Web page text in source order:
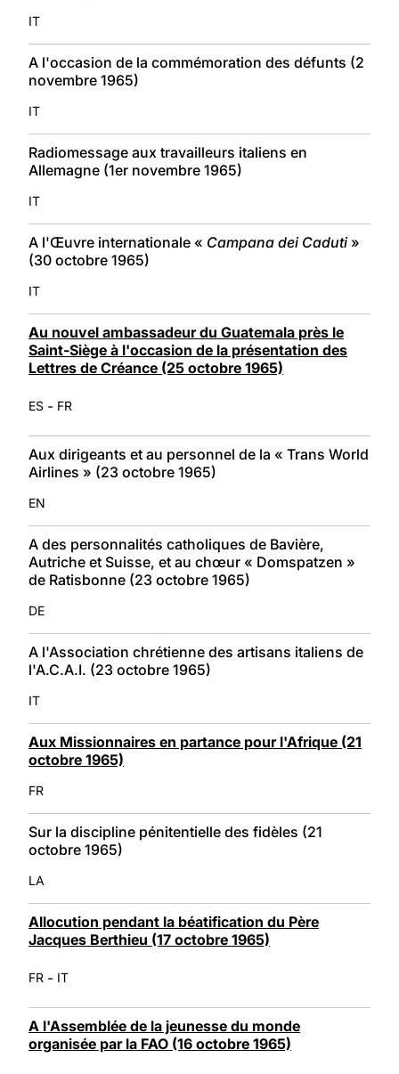
IT
A l'occasion de la commémoration des défunts (2
novembre 1965)
IT
Radiomessage aux travailleurs italiens en
Allemagne (1er novembre 1965)
IT
A l'Œuvre internationale « Campana dei Caduti»
(30 octobre 1965)
IT
Au nouvel ambassadeur du Guatemala près le
Saint-Siège à l'occasion de la présentation des
Lettres de Créance (25 octobre 1965)
ES - FR
Aux dirigeants et au personnel de la « Trans World
Airlines » (23 octobre 1965)
EN
A des personnalités catholiques de Bavière,
Autriche et Suisse, et au chœur « Domspatzen »
de Ratisbonne (23 octobre 1965)
DE
A l'Association chrétienne des artisans italiens de
l'A.C.A.I. (23 octobre 1965)
IT
Aux Missionnaires en partance pour l'Afrique (21
octobre 1965)
FR
Sur la discipline pénitentielle des fidèles (21
octobre 1965)
LA
Allocution pendant la béatification du Père
Jacques Berthieu (17 octobre 1965)
FR - IT
A l'Assemblée de la jeunesse du monde
organisée par la FAO (16 octobre 1965)